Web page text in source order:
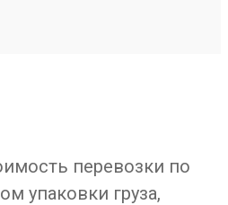
перевозки по
упаковки груза,